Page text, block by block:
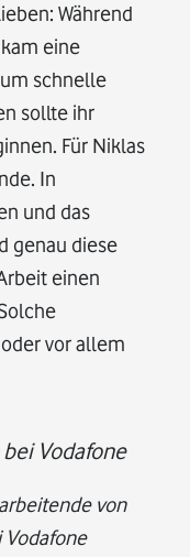
Während
eine
schnelle
sollte ihr
Für Niklas
In
und das
genau diese
einen
vor allem
Vodafone
von
Vodafone